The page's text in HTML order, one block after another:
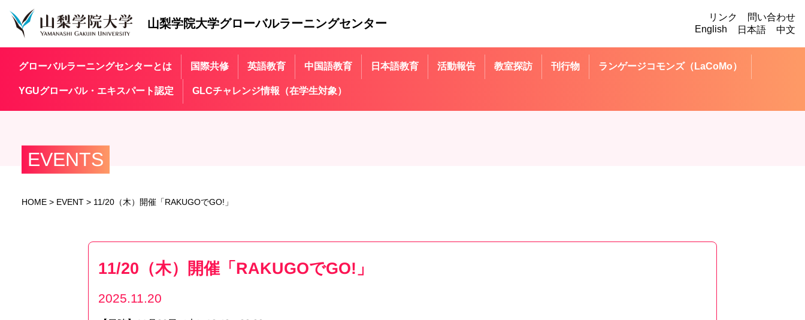
山梨学院大学グローバルラーニングセンター
リンク
問い合わせ
English
日本語 中文
グローバルラーニングセンターとは 国際共修 英語教育 中国語教育 日本語教育 活動報告 教室探訪 刊行物 ランゲージコモンズ（LaCoMo）
YGUグローバル・エキスパート認定 GLCチャレンジ情報（在学生対象）
EVENTS
HOME > EVENT > 11/20（木）開催「RAKUGOでGO!」
11/20（木）開催「RAKUGOでGO!」
2025.11.20